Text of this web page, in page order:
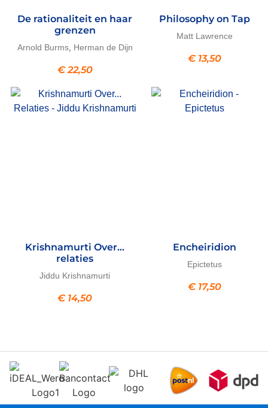
De rationaliteit en haar
grenzen
Arnold Burms, Herman de Dijn
€22,50
Philosophy on Tap
Matt Lawrence
€13,50
Krishnamurti Over…
relaties
Jiddu Krishnamurti
€14,50
Encheiridion
Epictetus
€17,50